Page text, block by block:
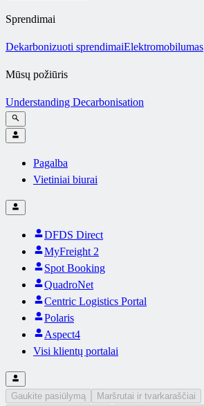
Sprendimai
Dekarbonizuoti sprendimaiElektromobilumas
Mūsų požiūris
Understanding Decarbonisation
Pagalba
Vietiniai biurai
DFDS Direct
MyFreight 2
Spot Booking
QuadroNet
Centric Logistics Portal
Polaris
Aspect4
Visi klientų portalai
Gaukite pasiūlymą
Maršrutai ir tvarkaraščiai